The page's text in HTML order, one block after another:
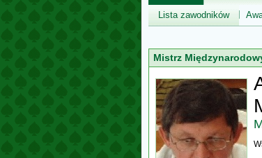
Lista zawodników
Mistrz